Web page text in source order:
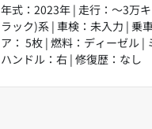
年式：2023年 | 走行：～3万
ラック)系 | 車検：未入力 | 乗
ア： 5枚 | 燃料：ディーゼル |
ハンドル：右 | 修復歴：なし